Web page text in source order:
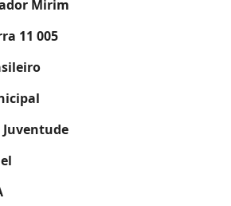
Mirim
11 005